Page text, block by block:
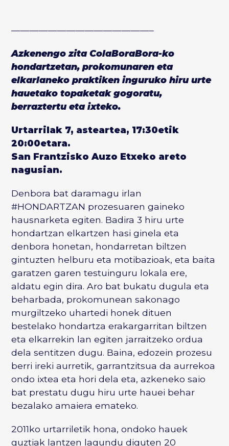
———————————————–
Azkenengo zita ColaBoraBora-ko
hondartzetan, prokomunaren eta
elkarlaneko praktiken inguruko hiru urte
hauetako topaketak gogoratu,
berraztertu eta ixteko.
Urtarrilak 7, asteartea, 17:30etik
20:00etara.
San Frantzisko Auzo Etxeko areto
nagusian.
Denbora bat daramagu irlan
#HONDARTZAN prozesuaren gaineko
hausnarketa egiten. Badira 3 hiru urte
hondartzan elkartzen hasi ginela eta
denbora honetan, hondarretan biltzen
gintuzten helburu eta motibazioak, eta baita
garatzen garen testuinguru lokala ere,
aldatu egin dira. Aro bat bukatu dugula eta
beharbada, prokomunean sakonago
murgiltzeko uhartedi honek dituen
bestelako hondartza erakargarritan biltzen
eta elkarrekin lan egiten jarraitzeko ordua
dela sentitzen dugu. Baina, edozein prozesu
berri ireki aurretik, garrantzitsua da aurrekoa
ondo ixtea eta hori dela eta, azkeneko saio
bat prestatu dugu hiru urte hauei behar
bezalako amaiera emateko.
2011ko urtarriletik hona, ondoko hauek
guztiak lantzen lagundu diguten 20